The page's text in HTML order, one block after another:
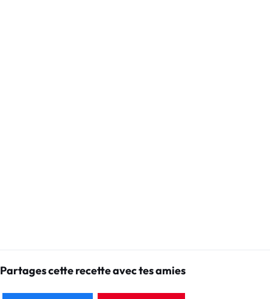
Partages cette recette avec tes amies